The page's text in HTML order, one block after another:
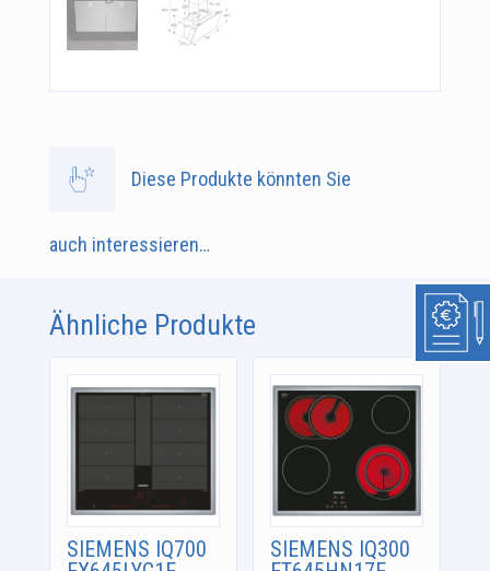
Diese Produkte könnten Sie
auch interessieren…
Ähnliche Produkte
SIEMENS IQ700
SIEMENS IQ300